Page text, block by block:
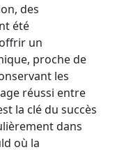
des
été
un
proche de
les
réussi entre
la clé du succès
dans
où la